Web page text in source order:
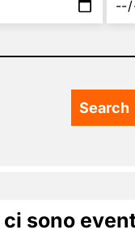
ci sono